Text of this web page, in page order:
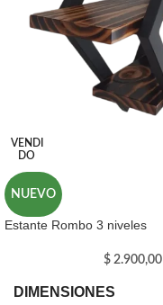
VENDI
DO
NUEVO
Estante Rombo 3 niveles
$2.900,00
DIMENSIONES